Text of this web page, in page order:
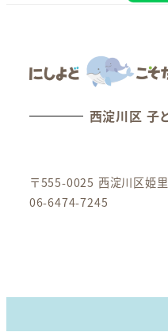
西淀川区 子
〒555-0025 西淀川区姫
06-6474-7245